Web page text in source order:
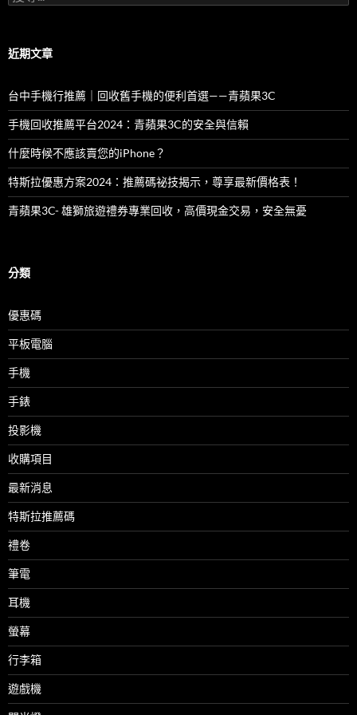
尋
字:
近期文章
台中手機行推薦｜回收舊手機的便利首選——青蘋果3C
手機回收推薦平台2024：青蘋果3C的安全與信賴
什麼時候不應該賣您的iPhone？
特斯拉優惠方案2024：推薦碼祕技揭示，尊享最新價格表！
青蘋果3C- 雄獅旅遊禮券專業回收，高價現金交易，安全無憂
分類
優惠碼
平板電腦
手機
手錶
投影機
收購項目
最新消息
特斯拉推薦碼
禮卷
筆電
耳機
螢幕
行李箱
遊戲機